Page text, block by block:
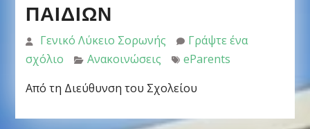
ΠΑΙΔΙΏΝ
Γενικό Λύκειο Σορωνής
Γράψτε ένα
σχόλιο
Ανακοινώσεις
eParents
Από τη Διεύθυνση του Σχολείου